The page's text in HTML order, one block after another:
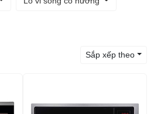
Sắp xếp theo